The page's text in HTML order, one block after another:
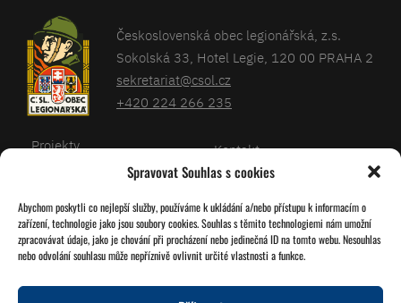
Spravovat Souhlas s cookies
Abychom poskytli co nejlepší služby, používáme k ukládání a/nebo přístupu k informacím o
zařízení, technologie jako jsou soubory cookies. Souhlas s těmito technologiemi nám umožní
zpracovávat údaje, jako je chování při procházení nebo jedinečná ID na tomto webu. Nesouhlas
nebo odvolání souhlasu může nepříznivě ovlivnit určité vlastnosti a funkce.
Československá obec legionářská, z.s.
Sokolská 33, Hotel Legie, 120 00 PRAHA 2
sekretariat@csol.cz
+420 224 266 235
Projekty
Kalendář
O nás
Kontakt
Databáze legionářů
Pro členy
Zásady cookies